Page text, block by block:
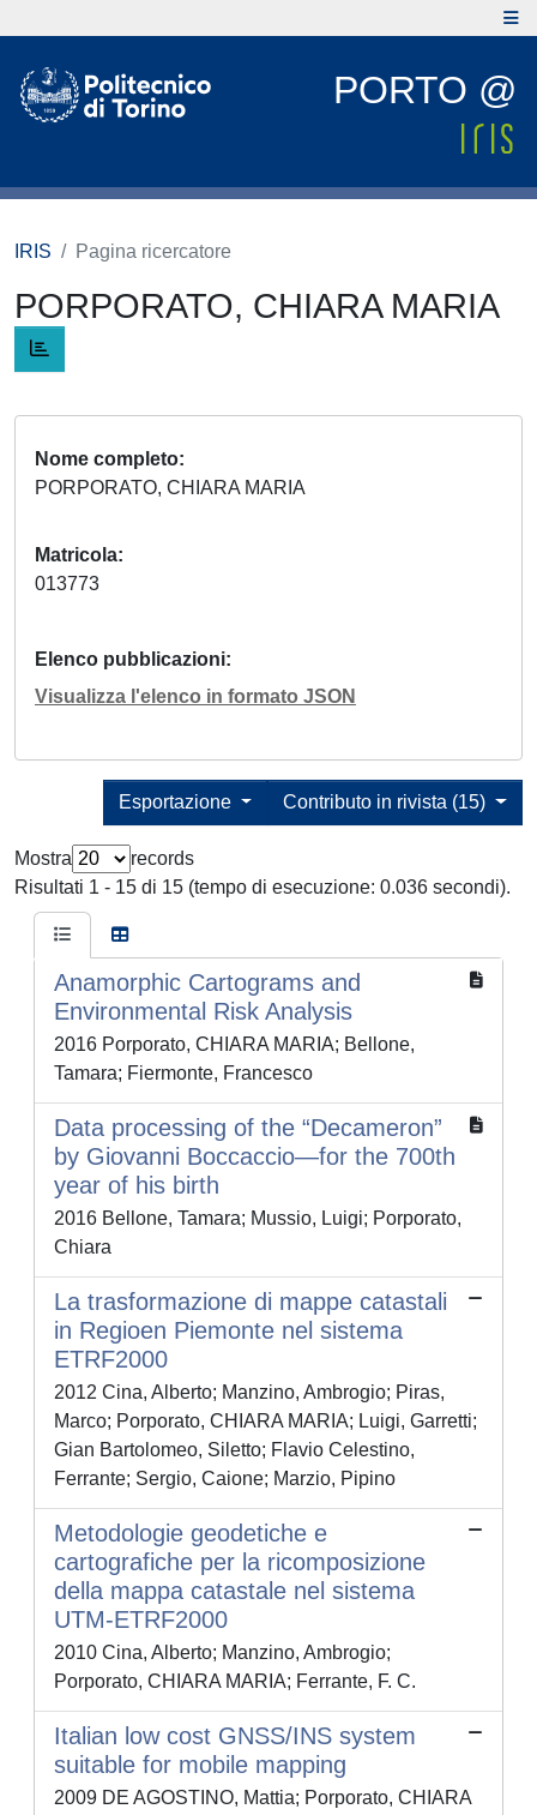
PORTO @
IRIS Pagina ricercatore
PORPORATO, CHIARA MARIA
Nome completo
PORPORATO, CHIARA MARIA
Matricola
013773
Elenco pubblicazioni
Visualizza l'elenco in formato JSON
Contributo in rivista (15)
Esportazione
Mostra
records
Risultati 1 - 15 di 15 (tempo di esecuzione: 0.036 secondi).
Anamorphic Cartograms and
Environmental Risk Analysis
2016 Porporato, CHIARA MARIA; Bellone,
Tamara; Fiermonte, Francesco
Data processing of the “Decameron”
by Giovanni Boccaccio—for the 700th
year of his birth
2016 Bellone, Tamara; Mussio, Luigi; Porporato,
Chiara
La trasformazione di mappe catastali
in Regioen Piemonte nel sistema
ETRF2000
2012 Cina, Alberto; Manzino, Ambrogio; Piras,
Marco; Porporato, CHIARA MARIA; Luigi, Garretti;
Gian Bartolomeo, Siletto; Flavio Celestino,
Ferrante; Sergio, Caione; Marzio, Pipino
Metodologie geodetiche e
cartografiche per la ricomposizione
della mappa catastale nel sistema
UTM-ETRF2000
2010 Cina, Alberto; Manzino, Ambrogio;
Porporato, CHIARA MARIA; Ferrante, F. C.
Italian low cost GNSS/INS system
suitable for mobile mapping
2009 DE AGOSTINO, Mattia; Porporato, CHIARA